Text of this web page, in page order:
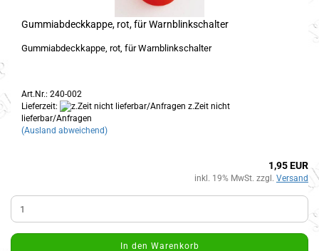
Gummiabdeckkappe, rot, für Warnblinkschalter
Gummiabdeckkappe, rot, für Warnblinkschalter
Art.Nr.: 240-002
Lieferzeit:
z.Zeit nicht
lieferbar/Anfragen
(Ausland abweichend)
1,95 EUR
inkl. 19% MwSt. zzgl. Versand
In den Warenkorb